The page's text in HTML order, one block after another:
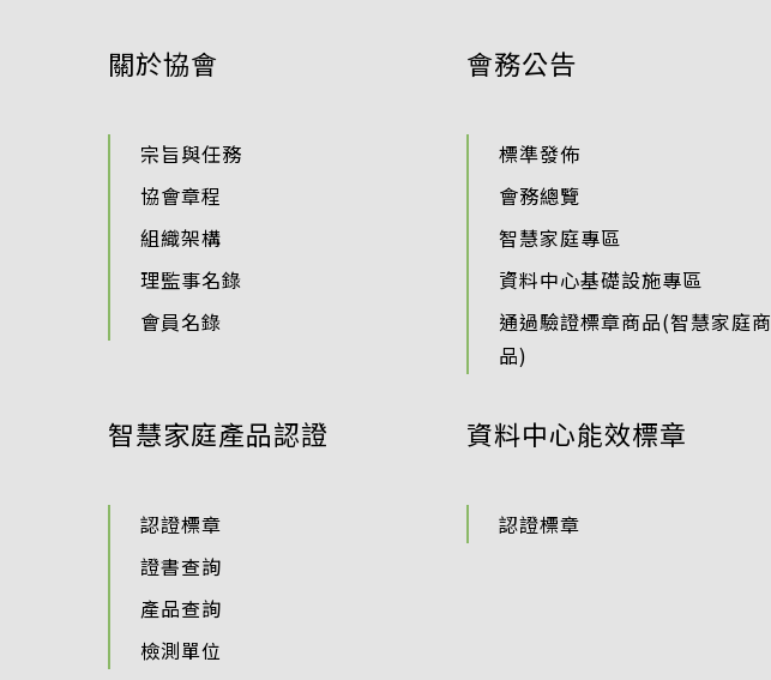
關於協會
宗旨與任務
協會章程
組織架構
理監事名錄
會員名錄
會務公告
標準發佈
會務總覽
智慧家庭專區
資料中心基礎設施專區
通過驗證標章商品(智慧家庭商
品)
智慧家庭產品認證
認證標章
證書查詢
產品查詢
檢測單位
資料中心能效標章
認證標章